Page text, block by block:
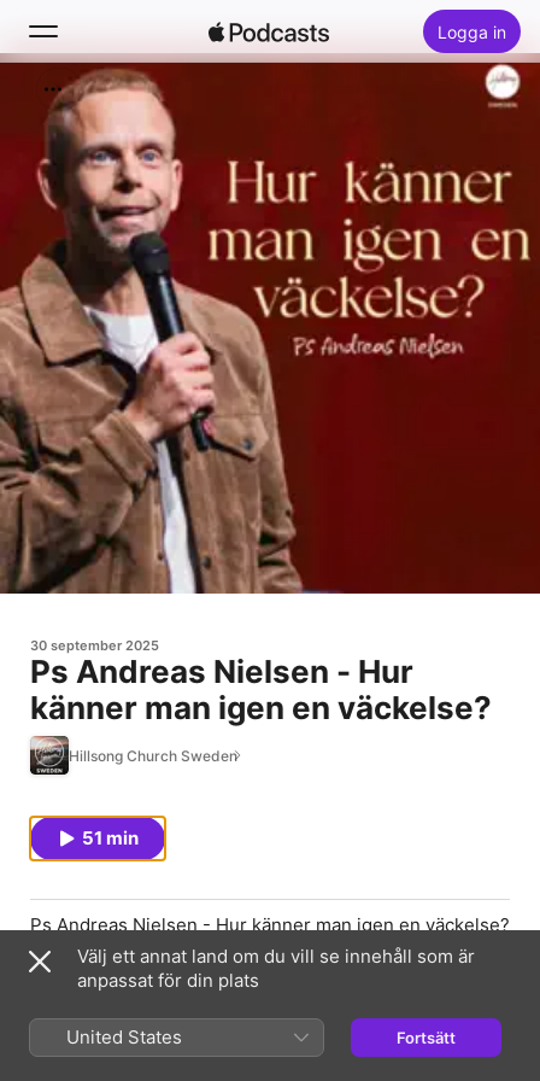
Logga in
Sök
Hem
Nytt
Topplistor
30 september 2025
Ps Andreas Nielsen - Hur
känner man igen en väckelse?
Hillsong Church Sweden
51 min
Ps Andreas Nielsen - Hur känner man igen en väckelse?
by Hillsong Church Sweden
Webbsida för avsnitt
Välj ett annat land om du vill se innehåll som är
anpassat för din plats
United States Fortsätt